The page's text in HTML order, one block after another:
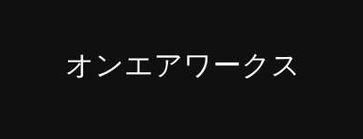
オンエアワークス